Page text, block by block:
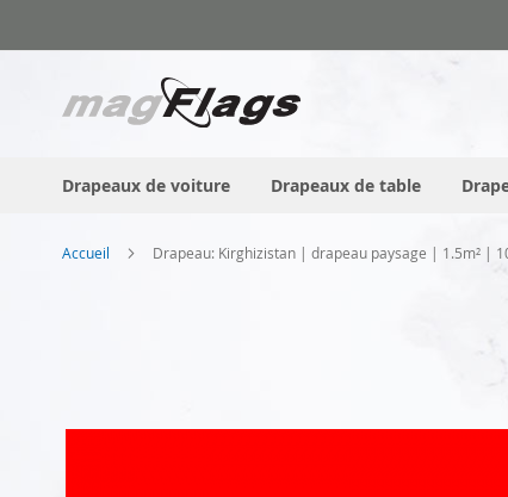
au
Drapeaux de voiture Drapeaux de table
Accueil Drapeau: Kirghizistan | drapeau paysage | 1.5m² |